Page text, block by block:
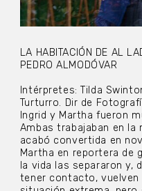
LA HABITACIÓN DE AL
PEDRO ALMODÓVAR
Intérpretes: Tilda
Turturro. Dir de
Ingrid y Martha fueron
Ambas trabajaban en la
acabó convertida en
Martha en reportera de
la vida las separaron y,
tener contacto, vuelven